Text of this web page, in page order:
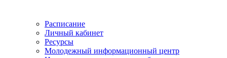
Расписание
Личный кабинет
Ресурсы
Молодежный информационный центр